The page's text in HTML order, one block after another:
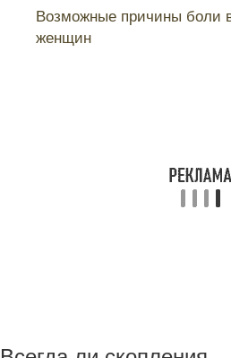
Возможные причины боли
женщин